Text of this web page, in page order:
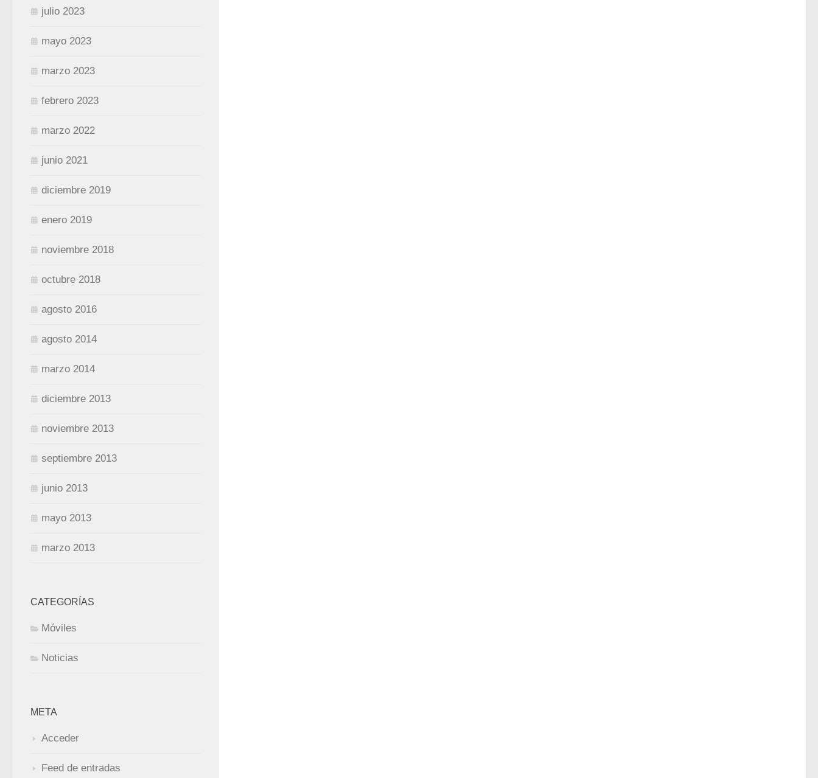
julio 2023
mayo 2023
marzo 2023
febrero 2023
marzo 2022
junio 2021
diciembre 2019
enero 2019
noviembre 2018
octubre 2018
agosto 2016
agosto 2014
marzo 2014
diciembre 2013
noviembre 2013
septiembre 2013
junio 2013
mayo 2013
marzo 2013
CATEGORÍAS
Móviles
Noticias
META
Acceder
Feed de entradas